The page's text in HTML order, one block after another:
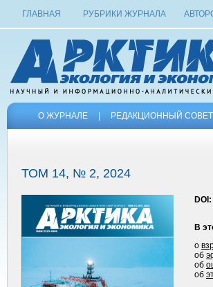
ГЛАВНАЯ РУБРИКИ ЖУРНАЛА
О ЖУРНАЛЕ РЕДАКЦИОННЫЙ
ТОМ 14, № 2, 2024
DOI:
В
о
об
об
об